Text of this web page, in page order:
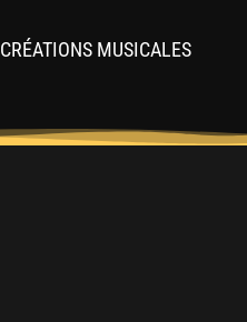
CRÉATIONS MUSICALES